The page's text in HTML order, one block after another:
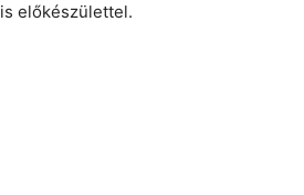
előkészülettel.